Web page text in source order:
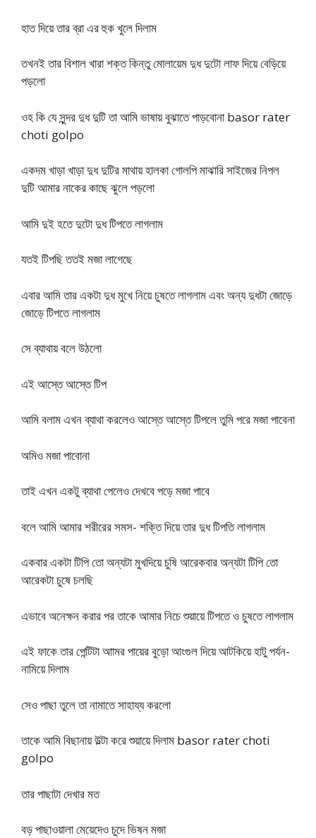
হাত দিয়ে তার ব্রা এর হুক খুলে দিলাম
তখনই তার বিশাল খারা শক্ত কিন্তু মোলায়েম দুধ দুটো লাফ দিয়ে বেড়িয়ে
পড়লো
ওহ কি যে সুন্দর দুধ দুটি তা আমি ভাষায় বুঝাতে পাড়বোনা basor rater
choti golpo
একদম খাড়া খাড়া দুধ দুটির মাথায় হালকা গোলপি মাঝারি সাইজের নিপল
দুটি আমার নাকের কাছে ঝুলে পড়লো
আমি দুই হতে দুটো দুধ টিপতে লাগলাম
যতই টিপছি ততই মজা লাগেছে
এবার আমি তার একটা দুধ মুখে নিয়ে চুষতে লাগলাম এবং অন্য দুধটা জোড়ে
জোড়ে টিপতে লাগলাম
সে ব্যাথায় বলে উঠলো
এই আস্তে আস্তে টিপ
আমি বলাম এখন ব্যাথা করলেও আস্তে আস্তে টিপলে তুমি পরে মজা পাবেনা
অমিও মজা পাবোনা
তাই এখন একটু ব্যাথা পেলেও দেখবে পড়ে মজা পাবে
বলে আমি আমার শরীরের সমস- শক্তি দিয়ে তার দুধ টিপতি লাগলাম
একবার একটা টিপি তো অন্যটা মুখদিয়ে চুষি আরেকবার অন্যটা টিপি তো
আরেকটা চুষে চলছি
এভাবে অনেক্ষন করার পর তাকে আমার নিচে শুয়ায়ে টিপতে ও চুষতে লাগলাম
এই ফাকে তার পেন্টিটা আামর পায়ের বুড়ো আংগুল দিয়ে আটকিয়ে হাটু পর্যন-
নামিয়ে দিলাম
সেও পাছা তুলে তা নামাতে সাহায্য করলো
তাকে আমি বিছানায় উল্টা করে শুয়ায়ে দিলাম basor rater choti
golpo
তার পাছাটা দেখার মত
বড় পাছাওয়ালা মেয়েদেও চুদে ভিষন মজা